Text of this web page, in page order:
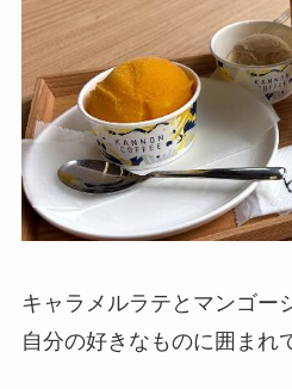
キャラメルラテとマンゴー
自分の好きなものに囲まれ